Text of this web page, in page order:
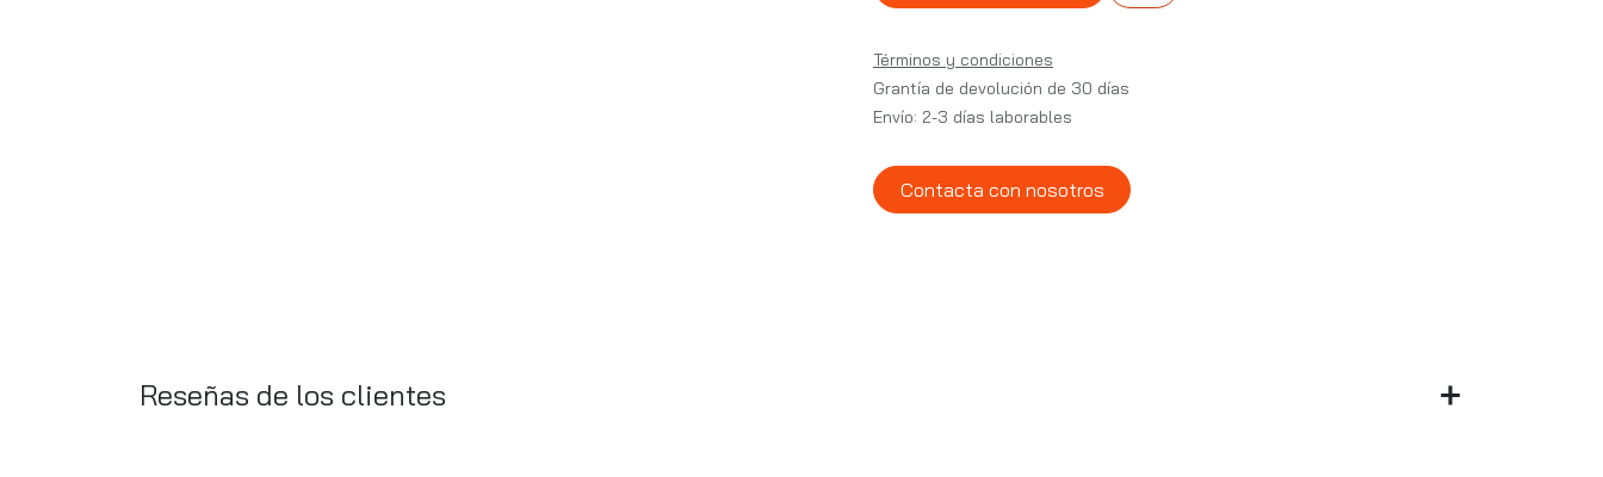
Términos y condiciones
Grantía de devolución de 30 días
Envío: 2-3 días laborables
Contacta con nosotros
Reseñas de los clientes